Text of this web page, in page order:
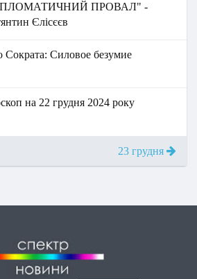
ПРОВАЛ" -
Єлісєєв
Сократа: Силовое безумие
на 22 грудня 2024 року
23 грудня